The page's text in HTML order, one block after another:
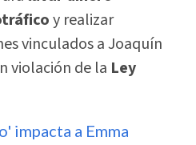
y realizar
vinculados a Joaquín
violación de la Ley
impacta a Emma